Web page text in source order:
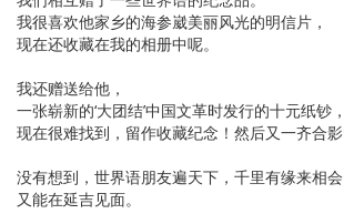
我很喜欢他家乡的海参崴美丽风光的明信片，
现在还收藏在我的相册中呢。
我还赠送给他，
一张崭新的‘大团结’中国文革时发行的十元纸钞，
现在很难找到，留作收藏纪念！然后又一齐合影
没有想到，世界语朋友遍天下，千里有缘来相会
又能在延吉见面。